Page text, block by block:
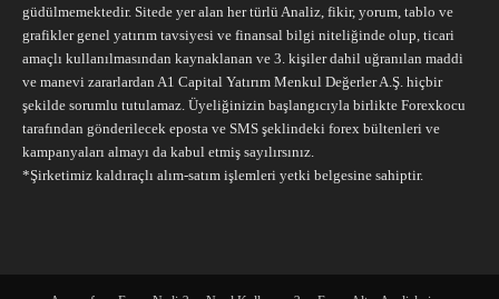
güdülmemektedir. Sitede yer alan her türlü Analiz, fikir, yorum, tablo ve
grafikler genel yatırım tavsiyesi ve finansal bilgi niteliğinde olup, ticari
amaçlı kullanılmasından kaynaklanan ve 3. kişiler dahil uğranılan maddi
ve manevi zararlardan A1 Capital Yatırım Menkul Değerler A.Ş. hiçbir
şekilde sorumlu tutulamaz. Üyeliğinizin başlangıcıyla birlikte Forexkocu
tarafından gönderilecek eposta ve SMS şeklindeki forex bültenleri ve
kampanyaları almayı da kabul etmiş sayılırsınız.
*Şirketimiz kaldıraçlı alım-satım işlemleri yetki belgesine sahiptir.